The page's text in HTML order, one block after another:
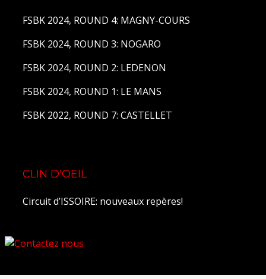
FSBK 2024, ROUND 4: MAGNY-COURS
FSBK 2024, ROUND 3: NOGARO
FSBK 2024, ROUND 2: LEDENON
FSBK 2024, ROUND 1: LE MANS
FSBK 2022, ROUND 7: CASTELLET
CLIN D'OEIL
Circuit d’ISSOIRE: nouveaux repères!